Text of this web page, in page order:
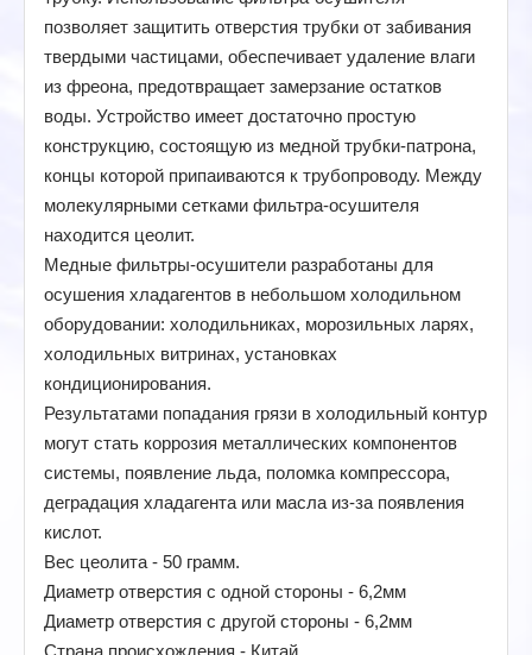
позволяет защитить отверстия трубки от забивания
твердыми частицами, обеспечивает удаление влаги
из фреона, предотвращает замерзание остатков
воды. Устройство имеет достаточно простую
конструкцию, состоящую из медной трубки-патрона,
концы которой припаиваются к трубопроводу. Между
молекулярными сетками фильтра-осушителя
находится цеолит.
Медные фильтры-осушители разработаны для
осушения хладагентов в небольшом холодильном
оборудовании: холодильниках, морозильных ларях,
холодильных витринах, установках
кондиционирования.
Результатами попадания грязи в холодильный контур
могут стать коррозия металлических компонентов
системы, появление льда, поломка компрессора,
деградация хладагента или масла из-за появления
кислот.
Вес цеолита - 50 грамм.
Диаметр отверстия с одной стороны - 6,2мм
Диаметр отверстия с другой стороны - 6,2мм
Страна происхождения - Китай